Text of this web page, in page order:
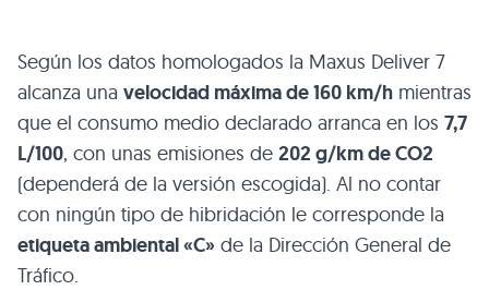
Según los datos homologados la Maxus Deliver 7
alcanza una velocidad máxima de 160 km/h mientras
que el consumo medio declarado arranca en los 7,7
L/100, con unas emisiones de 202 g/km de CO2
(dependerá de la versión escogida). Al no contar
con ningún tipo de hibridación le corresponde la
etiqueta ambiental «C» de la Dirección General de
Tráfico.